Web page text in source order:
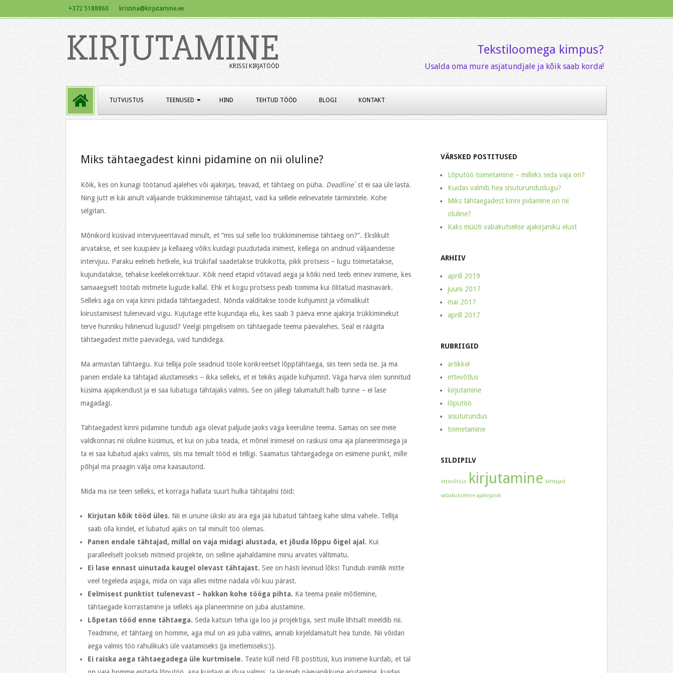
to
+372 5188860 kristina@kirjutamine.ee
KIRJUTAMINE
KRISSI KIRJATÖÖD
Tekstiloomega kimpus?
Usalda oma mure asjatundjale ja kõik saab korda!
Navigation
Menu
TUTVUSTUS TEENUSED HIND TEHTUD TÖÖD BLOGI KONTAKT
Miks tähtaegadest kinni pidamine on nii oluline?
Kõik, kes on kunagi töötanud ajalehes või ajakirjas, teavad, et tähtaeg on püha. Deadline´st ei saa üle lasta.
Ning jutt ei käi ainult väljaande trükkiminemise tähtajast, vaid ka sellele eelnevatele tärminitele. Kohe
selgitan.
Mõnikord küsivad intervjueeritavad minult, et “mis sul selle loo trükkiminemise tähtaeg on?”. Ekslikult
arvatakse, et see kuupäev ja kellaaeg võiks kuidagi puudutada inimest, kellega on andnud väljaandesse
intervjuu. Paraku eelneb hetkele, kui trükifail saadetakse trükikotta, pikk protsess – lugu toimetatakse,
kujundatakse, tehakse keelekorrektuur. Kõik need etapid võtavad aega ja kõiki neid teeb erinev inimene, kes
samaaegselt töötab mitmete lugude kallal. Ehk et kogu protsess peab toimima kui õlitatud masinavärk.
Selleks aga on vaja kinni pidada tähtaegadest. Nõnda välditakse tööde kuhjumist ja võimalikult
kiirustamisest tulenevaid vigu. Kujutage ette kujundaja elu, kes saab 3 päeva enne ajakirja trükkiminekut
terve hunniku hilinenud lugusid? Veelgi pingelisem on tähtaegade teema päevalehes. Seal ei räägita
tähtaegadest mitte päevadega, vaid tundidega.
Ma armastan tähtaegu. Kui tellija pole seadnud tööle konkreetset lõpptähtaega, siis teen seda ise. Ja ma
panen endale ka tähtajad alustamiseks – ikka selleks, et ei tekiks asjade kuhjumist. Väga harva olen sunnitud
küsima ajapikendust ja ei saa lubatuga tähtajaks valmis. See on jällegi talumatult halb tunne – ei lase
magadagi.
Tähtaegadest kinni pidamine tundub aga olevat paljude jaoks väga keeruline teema. Samas on see meie
valdkonnas nii oluline küsimus, et kui on juba teada, et mõnel inimesel on raskusi oma aja planeerimisega ja
ta ei saa lubatud ajaks valmis, siis ma temalt tööd ei telligi. Saamatus tähtaegadega on esimene punkt, mille
põhjal ma praagin välja oma kaasautorid.
Mida ma ise teen selleks, et korraga hallata suurt hulka tähtajalisi töid:
Kirjutan kõik tööd üles. Nii ei unune ükski asi ära ega jää lubatud tähtaeg kahe silma vahele. Tellija
saab olla kindel, et lubatud ajaks on tal minult töö olemas.
Panen endale tähtajad, millal on vaja midagi alustada, et jõuda lõppu õigel ajal. Kui
paralleelselt jookseb mitmeid projekte, on selline ajahaldamine minu arvates vältimatu.
Ei lase ennast uinutada kaugel olevast tähtajast. See on hästi levinud lõks! Tundub inimlik mitte
veel tegeleda asjaga, mida on vaja alles mitme nädala või kuu pärast.
Eelmisest punktist tulenevast – hakkan kohe tööga pihta. Ka teema peale mõtlemine,
tähtaegade korrastamine ja selleks aja planeerimine on juba alustamine.
Lõpetan tööd enne tähtaega. Seda katsun teha iga loo ja projektiga, sest mulle lihtsalt meeldib nii.
Teadmine, et tähtaeg on homme, aga mul on asi juba valmis, annab kirjeldamatult hea tunde. Nii võidan
aega valmis töö rahulikuks üle vaatamiseks (ja imetlemiseks:)).
Ei raiska aega tähtaegadega üle kurtmisele. Teate küll neid FB postitusi, kus inimene kurdab, et tal
VÄRSKED POSTITUSED
Lõputöö toimetamine – milleks seda vaja on?
Kuidas valmib hea sisuturunduslugu?
Miks tähtaegadest kinni pidamine on nii
oluline?
Kaks müüti vabakutselise ajakirjaniku elust
ARHIIV
aprill 2019
juuni 2017
mai 2017
aprill 2017
RUBRIIGID
artikkel
ettevõtlus
kirjutamine
lõputöö
sisuturundus
toimetamine
SILDIPILV
ettevõtlus kirjutamine tähtajad
vabakutseline ajakirjanik